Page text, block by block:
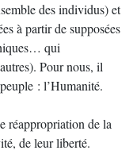
des individus) et
à partir de supposées
qui
Pour nous, il
: l’Humanité.
réappropriation de la
de leur liberté.